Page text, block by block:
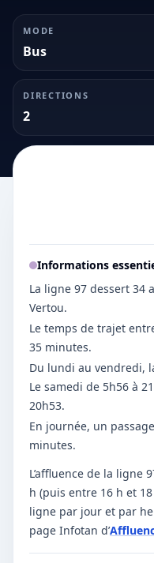
MODE
Bus
DIRECTIONS
2
Informations
La ligne 97 dessert 34
Vertou.
Le temps de trajet
35 minutes.
Du lundi au vendredi,
Le samedi de 5h56 à
20h53.
En journée, un
minutes.
L’affluence de la ligne
h (puis entre 16 h et 18
ligne par jour et par
page Infotan d’